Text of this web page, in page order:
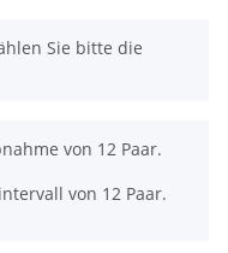
Sie bitte die
von 12 Paar.
von 12 Paar.